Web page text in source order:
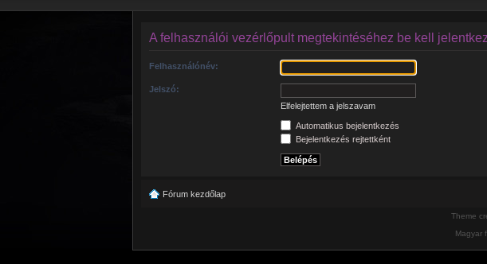
A felhasználói vezérlőpult megtekintéséhez be kell
Felhasználónév:
Jelszó:
Elfelejtettem a jelszavam
Automatikus bejelentkezés
Bejelentkezés rejtettként
Fórum kezdőlap
Theme
Magyar